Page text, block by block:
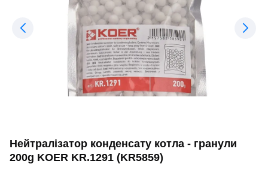
Нейтралізатор конденсату котла - гранули
200g KOER KR.1291 (KR5859)